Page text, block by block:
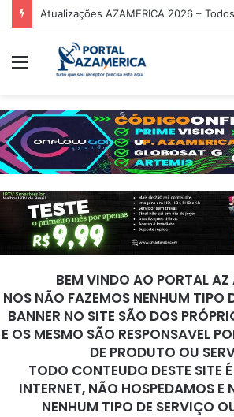
BEM VINDO AO PORTAL
NOS NÃO FAZEMOS NENHUM TIPO
BANNER NO SITE SÃO DOS
E OS MESMO SÃO RESPONSAVEL
DE PRODUTO OU
TODO CONTEUDO DESTE SITE
INTERNET, NÃO HOSPEDAMOS E
NENHUM TIPO DE SERVIÇO